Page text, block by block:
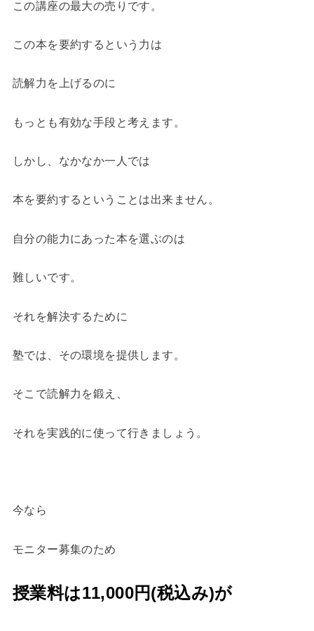
この講座の最大の売りです。
この本を要約するという力は
読解力を上げるのに
もっとも有効な手段と考えます。
しかし、なかなか一人では
本を要約するということは出来ません。
自分の能力にあった本を選ぶのは
難しいです。
それを解決するために
塾では、その環境を提供します。
そこで読解力を鍛え、
それを実践的に使って行きましょう。
今なら
モニター募集のため
授業料は11,000円(税込み)が